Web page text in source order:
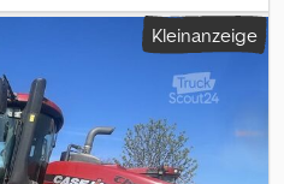
Getriebe 50 km/h Eco (0040)
Dsdpfxsx R N Eqs Apcskr
Kleinanzeige